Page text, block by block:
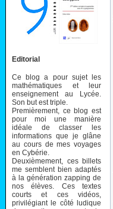
Editorial
Ce blog a pour sujet les
mathématiques et leur
enseignement au Lycée.
Son but est triple.
Premièrement, ce blog est
pour moi une manière
idéale de classer les
informations que je glâne
au cours de mes voyages
en Cybérie.
Deuxièmement, ces billets
me semblent bien adaptés
à la génération zapping de
nos élèves. Ces textes
courts et ces vidéos,
privilégiant le côté ludique